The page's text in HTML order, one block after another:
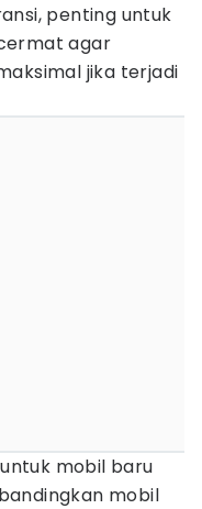
penting untuk
agar
jika terjadi
mobil baru
mobil